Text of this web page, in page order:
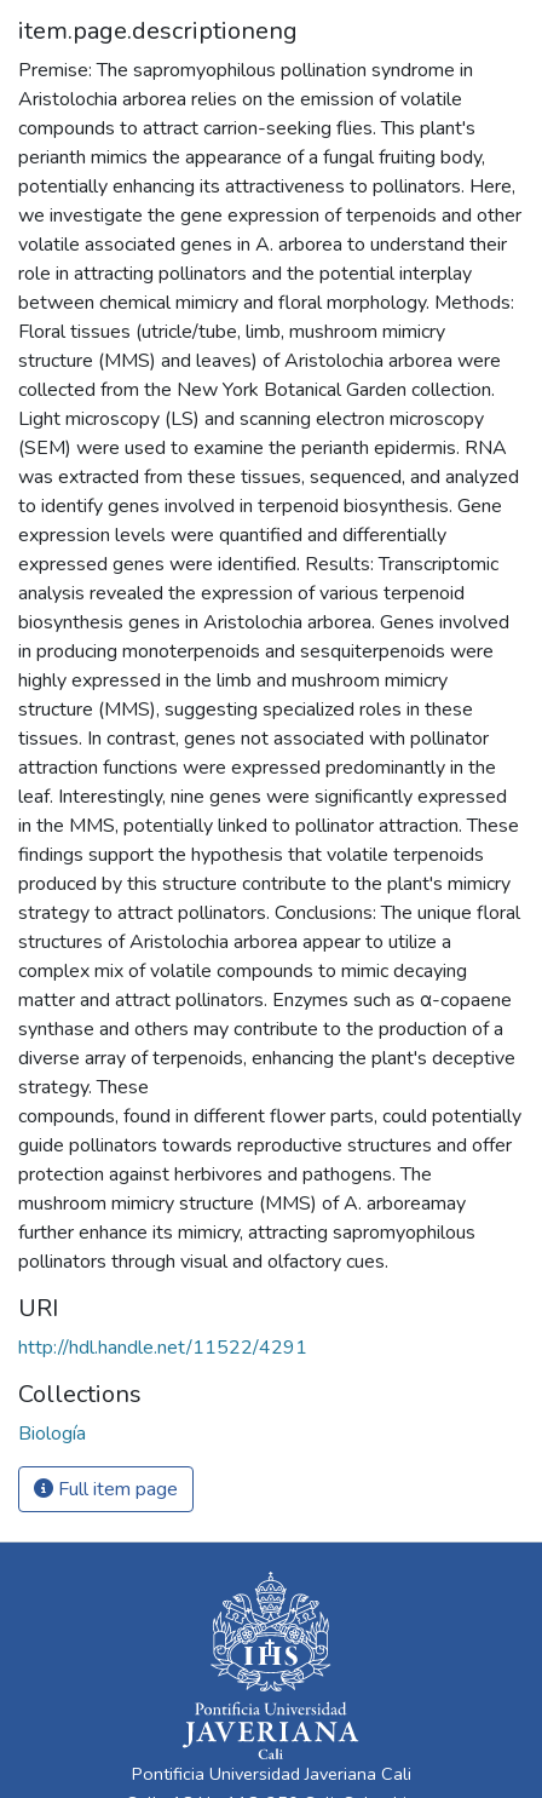
item.page.descriptioneng
Premise: The sapromyophilous pollination syndrome in
Aristolochia arborea relies on the emission of volatile
compounds to attract carrion-seeking flies. This plant's
perianth mimics the appearance of a fungal fruiting body,
potentially enhancing its attractiveness to pollinators. Here,
we investigate the gene expression of terpenoids and other
volatile associated genes in A. arborea to understand their
role in attracting pollinators and the potential interplay
between chemical mimicry and floral morphology. Methods:
Floral tissues (utricle/tube, limb, mushroom mimicry
structure (MMS) and leaves) of Aristolochia arborea were
collected from the New York Botanical Garden collection.
Light microscopy (LS) and scanning electron microscopy
(SEM) were used to examine the perianth epidermis. RNA
was extracted from these tissues, sequenced, and analyzed
to identify genes involved in terpenoid biosynthesis. Gene
expression levels were quantified and differentially
expressed genes were identified. Results: Transcriptomic
analysis revealed the expression of various terpenoid
biosynthesis genes in Aristolochia arborea. Genes involved
in producing monoterpenoids and sesquiterpenoids were
highly expressed in the limb and mushroom mimicry
structure (MMS), suggesting specialized roles in these
tissues. In contrast, genes not associated with pollinator
attraction functions were expressed predominantly in the
leaf. Interestingly, nine genes were significantly expressed
in the MMS, potentially linked to pollinator attraction. These
findings support the hypothesis that volatile terpenoids
produced by this structure contribute to the plant's mimicry
strategy to attract pollinators. Conclusions: The unique floral
structures of Aristolochia arborea appear to utilize a
complex mix of volatile compounds to mimic decaying
matter and attract pollinators. Enzymes such as α-copaene
synthase and others may contribute to the production of a
diverse array of terpenoids, enhancing the plant's deceptive
strategy. These
compounds, found in different flower parts, could potentially
guide pollinators towards reproductive structures and offer
protection against herbivores and pathogens. The
mushroom mimicry structure (MMS) of A. arboreamay
further enhance its mimicry, attracting sapromyophilous
pollinators through visual and olfactory cues.
URI
http://hdl.handle.net/11522/4291
Collections
Biología
Full item page
Pontificia Universidad Javeriana Cali